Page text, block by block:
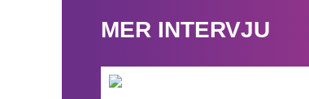
MER INTERVJU